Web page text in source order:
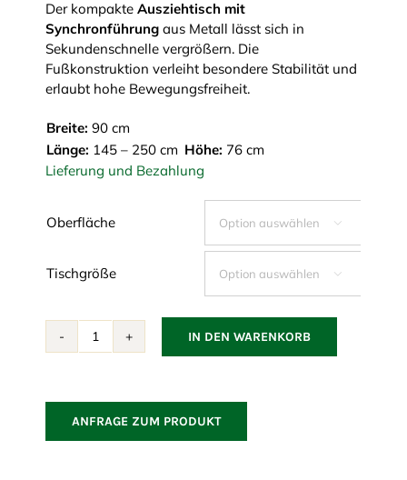
Der kompakte Ausziehtisch mit
Synchronführungaus Metall lässt sich in
Sekundenschnelle vergrößern. Die
Fußkonstruktion verleiht besondere Stabilität und
erlaubt hohe Bewegungsfreiheit.
Breite: 90 cm
Länge: 145 – 250 cm Höhe: 76 cm
Lieferung und Bezahlung
Oberfläche 
Tischgröße 
Grafenegg
IN DEN WARENKORB
ANFRAGE ZUM PRODUKT